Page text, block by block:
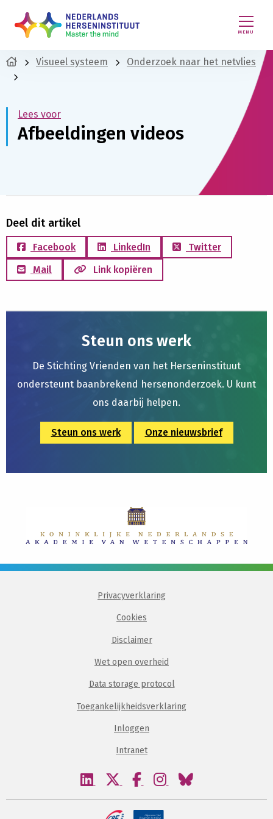
MENU
Visueel systeem Onderzoek naar het netvlies
Lees voor
Afbeeldingen videos
Deel dit artikel
Facebook LinkedIn
Twitter
Mail
Link kopiëren
Steun ons werk
De Stichting Vrienden van het Herseninstituut
ondersteunt baanbrekend hersenonderzoek. U kunt
ons daarbij helpen.
Steun ons werk Onze nieuwsbrief
Privacyverklaring
Cookies
Disclaimer
Wet open overheid
Data storage protocol
Toegankelijkheidsverklaring
Inloggen
Intranet
Bezoek
linkedin
Bezoek
twitter
Bezoek
facebook
Bezoek
instagram
Bezoek